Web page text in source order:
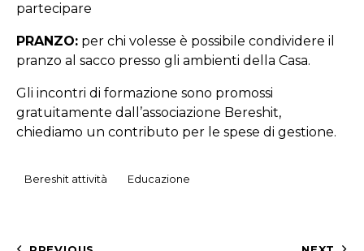
partecipare
PRANZO: per chi volesse è possibile condividere il
pranzo al sacco presso gli ambienti della Casa.
Gli incontri di formazione sono promossi
gratuitamente dall’associazione Bereshit,
chiediamo un contributo per le spese di gestione.
Bereshit attività Educazione